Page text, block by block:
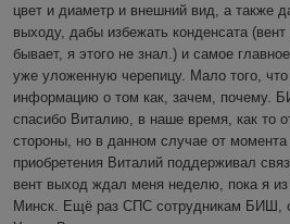
цвет и диаметр и внешний вид, а также
выходу, дабы избежать конденсата
бывает, я этого не знал.) и самое
уже уложенную черепицу. Мало того,
информацию о том как, зачем, почему.
спасибо Виталию, в наше время, как то
стороны, но в данном случае от момента
приобретения Виталий поддерживал
вент выход ждал меня неделю, пока я
Минск. Ещё раз СПС сотрудникам БИШ,